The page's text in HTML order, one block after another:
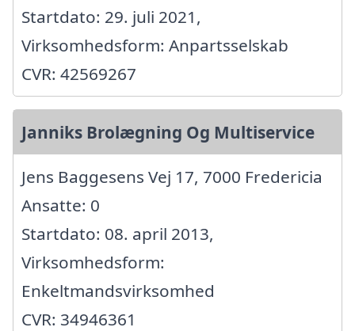
Startdato: 29. juli 2021,
Virksomhedsform: Anpartsselskab
CVR: 42569267
Janniks Brolægning Og Multiservice
Jens Baggesens Vej 17, 7000 Fredericia
Ansatte: 0
Startdato: 08. april 2013,
Virksomhedsform:
Enkeltmandsvirksomhed
CVR: 34946361